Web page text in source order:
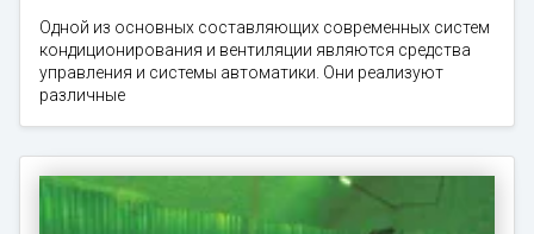
Одной из основных составляющих современных систем
кондиционирования и вентиляции являются средства
управления и системы автоматики. Они реализуют
различные